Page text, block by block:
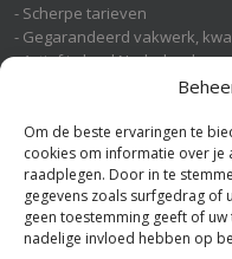
Om de beste ervaringen te
cookies om informatie over
raadplegen. Door in te
gegevens zoals surfgedrag of
geen toestemming geeft of
nadelige invloed hebben op
- Scherpe tarieven
- Gegarandeerd vakwerk,
- Actief in heel Nederland
- Geheel gratis en
STUKADOOR NU OP SOCIAL
U BENT HIER